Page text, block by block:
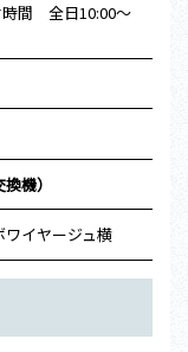
時間 全日10:00～
機）
イヤージュ横